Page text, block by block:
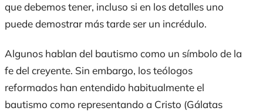
que debemos tener, incluso si en los detalles uno
puede demostrar más tarde ser un incrédulo.
Algunos hablan del bautismo como un símbolo de la
fe del creyente. Sin embargo, los teólogos
reformados han entendido habitualmente el
bautismo como representando a Cristo (Gálatas